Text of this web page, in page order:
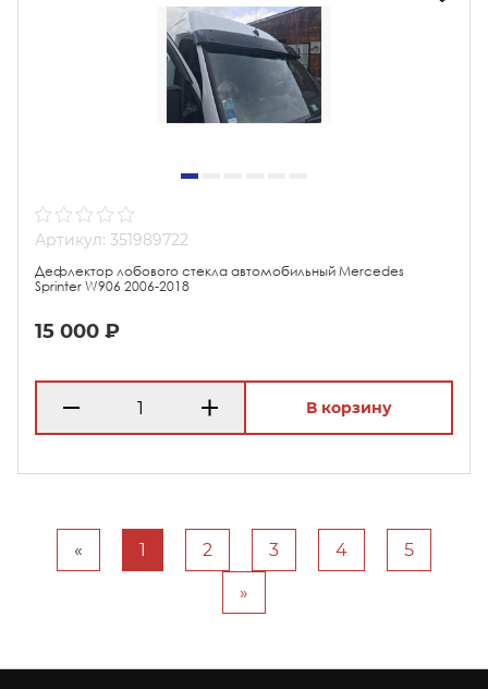
Артикул: 351989722
Дефлектор лобового стекла автомобильный Mercedes
Sprinter W906 2006-2018
15 000 ₽
В корзину
« 1 2 3 4 5
»